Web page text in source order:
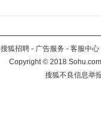
搜狐招聘 - 广告服务 - 客服中心
Copyright©2018
搜狐不良信息举